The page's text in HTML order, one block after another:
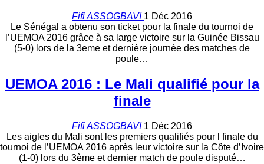
Fifi ASSOGBAVI 1 Déc 2016
Le Sénégal a obtenu son ticket pour la finale du tournoi de
l’UEMOA 2016 grâce à sa large victoire sur la Guinée Bissau
(5-0) lors de la 3eme et dernière journée des matches de
poule…
UEMOA 2016 : Le Mali qualifié pour la
finale
Fifi ASSOGBAVI 1 Déc 2016
Les aigles du Mali sont les premiers qualifiés pour l finale du
tournoi de l’UEMOA 2016 après leur victoire sur la Côte d’Ivoire
(1-0) lors du 3ème et dernier match de poule disputé…